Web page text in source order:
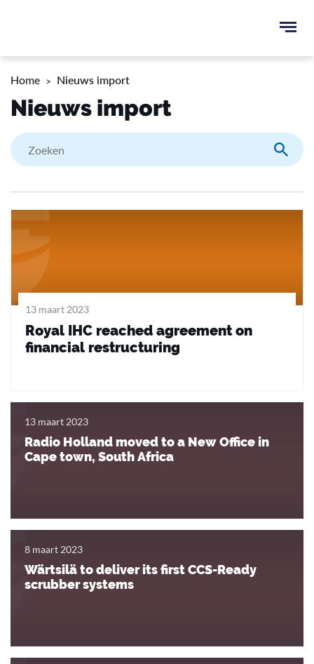
menu
Home Nieuws import
Nieuws import
13 maart 2023
Royal IHC reached agreement on
financial restructuring
13 maart 2023
Radio Holland moved to a New Office in
Cape town, South Africa
8 maart 2023
Wärtsilä to deliver its first CCS-Ready
scrubber systems